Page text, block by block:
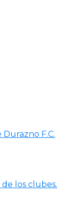
F.C.
de los clubes.